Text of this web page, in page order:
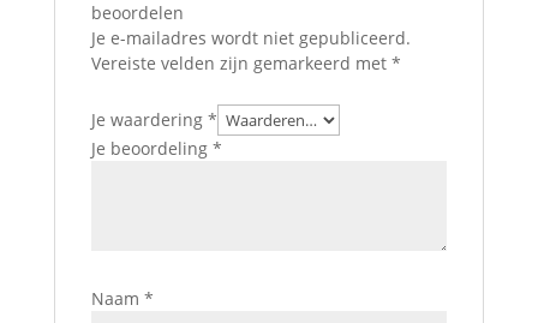
beoordelen
Je e-mailadres wordt niet gepubliceerd.
Vereiste velden zijn gemarkeerd met *
Je waardering *
Je beoordeling *
Naam *